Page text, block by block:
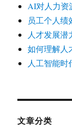
AI对人力资
员工个人绩
人才发展潜
如何理解人
人工智能时
文章分类